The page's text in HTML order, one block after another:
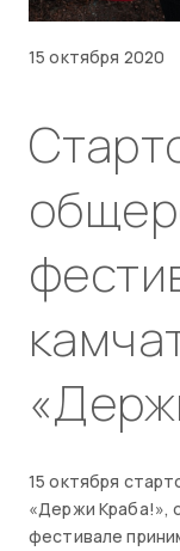
15 октября 2020
15 октября
«Держи Краба!»,
фестивале